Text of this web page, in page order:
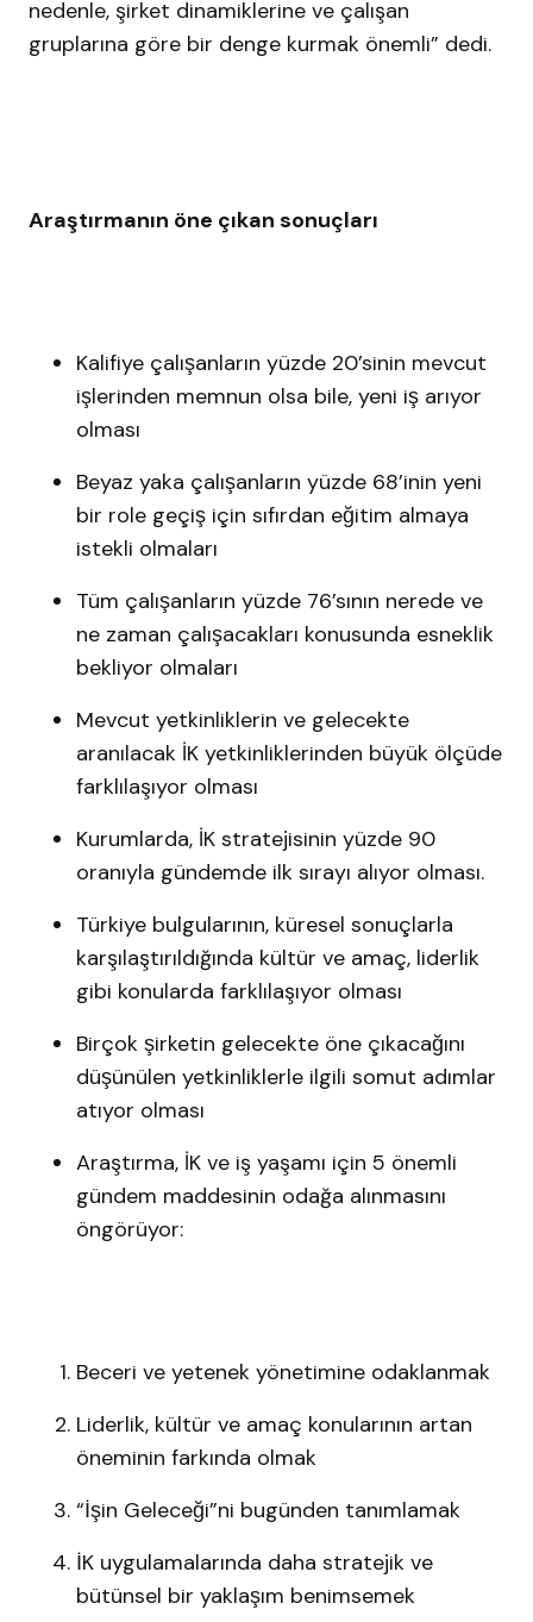
nedenle, şirket dinamiklerine ve çalışan
gruplarına göre bir denge kurmak önemli” dedi.
Araştırmanın öne çıkan sonuçları
Kalifiye çalışanların yüzde 20’sinin mevcut
işlerinden memnun olsa bile, yeni iş arıyor
olması
Beyaz yaka çalışanların yüzde 68’inin yeni
bir role geçiş için sıfırdan eğitim almaya
istekli olmaları
Tüm çalışanların yüzde 76’sının nerede ve
ne zaman çalışacakları konusunda esneklik
bekliyor olmaları
Mevcut yetkinliklerin ve gelecekte
aranılacak İK yetkinliklerinden büyük ölçüde
farklılaşıyor olması
Kurumlarda, İK stratejisinin yüzde 90
oranıyla gündemde ilk sırayı alıyor olması.
Türkiye bulgularının, küresel sonuçlarla
karşılaştırıldığında kültür ve amaç, liderlik
gibi konularda farklılaşıyor olması
Birçok şirketin gelecekte öne çıkacağını
düşünülen yetkinliklerle ilgili somut adımlar
atıyor olması
Araştırma, İK ve iş yaşamı için 5 önemli
gündem maddesinin odağa alınmasını
öngörüyor:
Beceri ve yetenek yönetimine odaklanmak
Liderlik, kültür ve amaç konularının artan
öneminin farkında olmak
“İşin Geleceği”ni bugünden tanımlamak
İK uygulamalarında daha stratejik ve
bütünsel bir yaklaşım benimsemek